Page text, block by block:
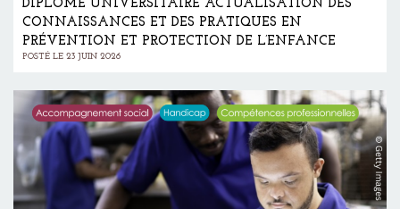
DIPLÔME UNIVERSITAIRE ACTUALISATION DES
CONNAISSANCES ET DES PRATIQUES EN
PRÉVENTION ET PROTECTION DE L’ENFANCE
POSTÉ LE 23 JUIN 2026